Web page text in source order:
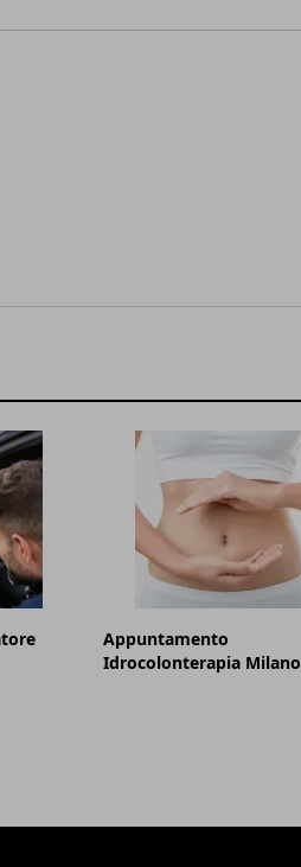
Appuntamento
Idrocolonterapia Milano